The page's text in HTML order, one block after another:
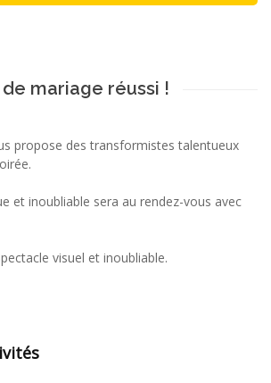
mariage réussi !
propose des transformistes talentueux
et inoubliable sera au rendez-vous avec
visuel et inoubliable.